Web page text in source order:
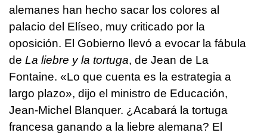
alemanes han hecho sacar los colores al
palacio del Elíseo, muy criticado por la
oposición. El Gobierno llevó a evocar la fábula
de La liebre y la tortuga, de Jean de La
Fontaine. «Lo que cuenta es la estrategia a
largo plazo», dijo el ministro de Educación,
Jean-Michel Blanquer. ¿Acabará la tortuga
francesa ganando a la liebre alemana? El